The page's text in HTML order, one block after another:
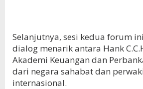
Selanjutnya, sesi kedua forum
dialog menarik antara Hank
Akademi Keuangan dan
dari negara sahabat dan
internasional.